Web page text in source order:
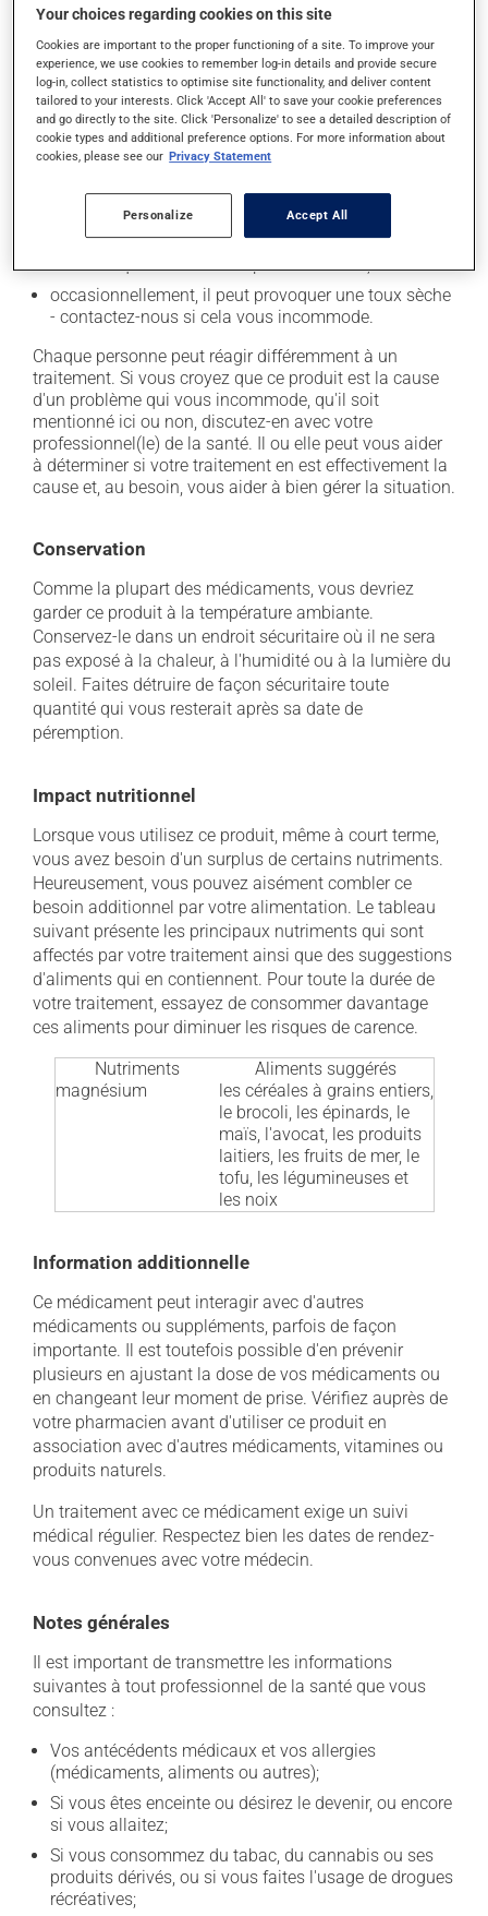
il peut causer des maux de tête;
il peut causer des étourdissements - levez-vous
lentement et soyez prudent avant de prendre le
volant;
il peut causer une fatigue inhabituelle;
il peut causer des nausées ou, rarement, des
vomissements;
il peut rendre votre peau plus sensible aux rayons UV
(p. ex. soleil, cabine de bronzage) - évitez le plus
possible de vous exposer aux rayons UV et protégez-
vous lorsque vous vous exposez au soleil;
occasionnellement, il peut provoquer une toux sèche
- contactez-nous si cela vous incommode.
Chaque personne peut réagir différemment à un
traitement. Si vous croyez que ce produit est la cause
d'un problème qui vous incommode, qu'il soit
mentionné ici ou non, discutez-en avec votre
professionnel(le) de la santé. Il ou elle peut vous aider
à déterminer si votre traitement en est effectivement la
cause et, au besoin, vous aider à bien gérer la situation.
Conservation
Comme la plupart des médicaments, vous devriez
garder ce produit à la température ambiante.
Conservez-le dans un endroit sécuritaire où il ne sera
pas exposé à la chaleur, à l'humidité ou à la lumière du
soleil. Faites détruire de façon sécuritaire toute
quantité qui vous resterait après sa date de
péremption.
Impact nutritionnel
Lorsque vous utilisez ce produit, même à court terme,
vous avez besoin d'un surplus de certains nutriments.
Heureusement, vous pouvez aisément combler ce
besoin additionnel par votre alimentation. Le tableau
suivant présente les principaux nutriments qui sont
affectés par votre traitement ainsi que des suggestions
d'aliments qui en contiennent. Pour toute la durée de
votre traitement, essayez de consommer davantage
ces aliments pour diminuer les risques de carence.
Nutriments
Aliments suggérés
magnésium
les céréales à grains entiers,
le brocoli, les épinards, le
maïs, l'avocat, les produits
laitiers, les fruits de mer, le
tofu, les légumineuses et
les noix
Information additionnelle
Ce médicament peut interagir avec d'autres
médicaments ou suppléments, parfois de façon
importante. Il est toutefois possible d'en prévenir
plusieurs en ajustant la dose de vos médicaments ou
en changeant leur moment de prise. Vérifiez auprès de
votre pharmacien avant d'utiliser ce produit en
association avec d'autres médicaments, vitamines ou
produits naturels.
Un traitement avec ce médicament exige un suivi
médical régulier. Respectez bien les dates de rendez-
vous convenues avec votre médecin.
Notes générales
Il est important de transmettre les informations
suivantes à tout professionnel de la santé que vous
consultez :
Vos antécédents médicaux et vos allergies
(médicaments, aliments ou autres);
Si vous êtes enceinte ou désirez le devenir, ou encore
si vous allaitez;
Si vous consommez du tabac, du cannabis ou ses
produits dérivés, ou si vous faites l'usage de drogues
récréatives;
Your choices regarding cookies on this site
Cookies are important to the proper functioning of a site. To improve your
experience, we use cookies to remember log-in details and provide secure
log-in, collect statistics to optimise site functionality, and deliver content
tailored to your interests. Click 'Accept All' to save your cookie preferences
and go directly to the site. Click 'Personalize' to see a detailed description of
cookie types and additional preference options. For more information about
cookies, please see our Privacy Statement
Personalize Accept All